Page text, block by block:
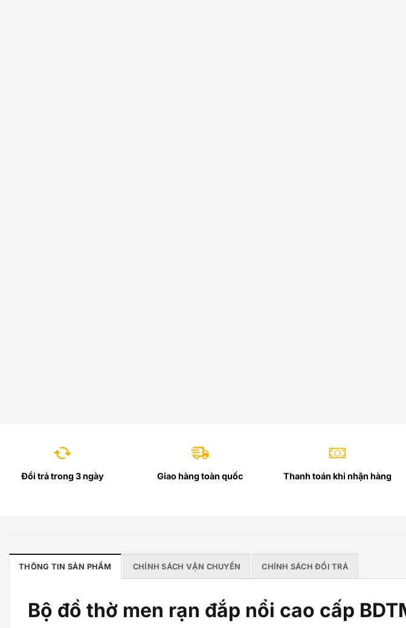
Đổi trả trong 3 ngày Giao hàng toàn quốc Thanh toán khi nhận hàng
THÔNG TIN SẢN PHẨM CHÍNH SÁCH VẬN CHUYỂN CHÍNH SÁCH ĐỔI TRẢ
Bộ đồ thờ men rạn đắp nổi cao cấp